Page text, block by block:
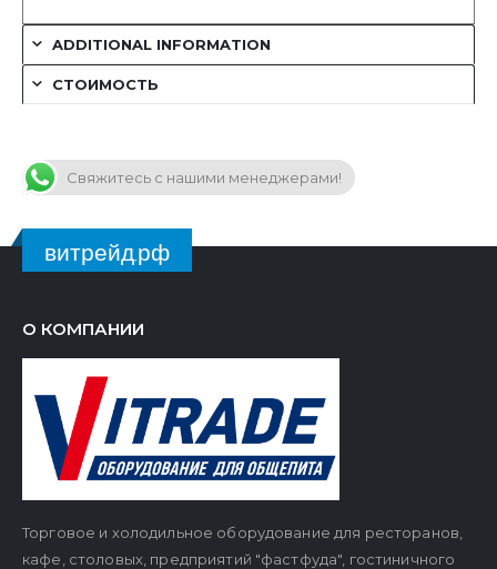
ADDITIONAL INFORMATION
СТОИМОСТЬ
Свяжитесь с нашими менеджерами!
витрейд.рф
О КОМПАНИИ
Торговое и холодильное оборудование для ресторанов,
кафе, столовых, предприятий "фастфуда", гостиничного